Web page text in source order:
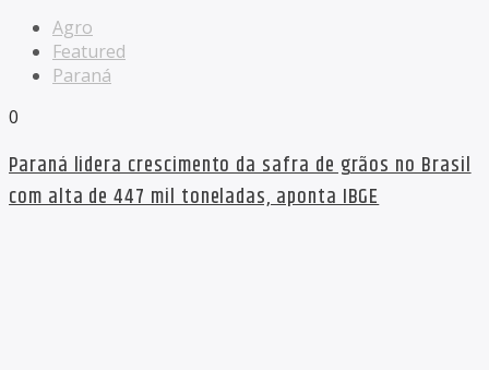
Agro
Featured
Paraná
0
Paraná lidera crescimento da safra de grãos no Brasil
com alta de 447 mil toneladas, aponta IBGE